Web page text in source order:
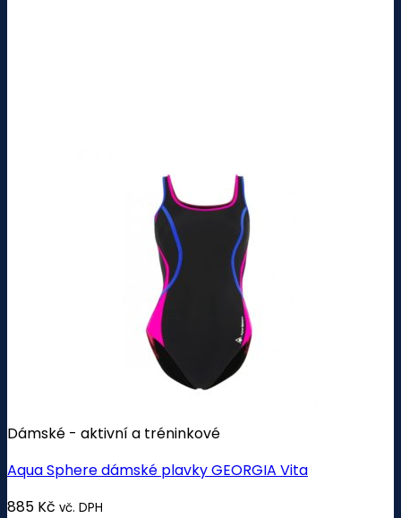
Dámské - aktivní a tréninkové
Aqua Sphere dámské plavky GEORGIA Vita
885 Kč vč. DPH